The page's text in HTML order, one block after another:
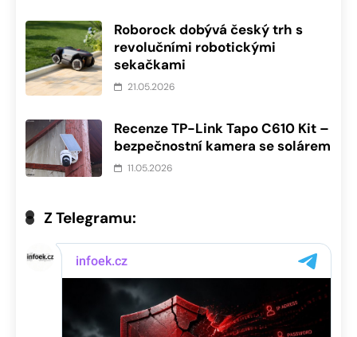
Roborock dobývá český trh s
revolučními robotickými
sekačkami
21.05.2026
Recenze TP-Link Tapo C610 Kit –
bezpečnostní kamera se solárem
11.05.2026
Z Telegramu: